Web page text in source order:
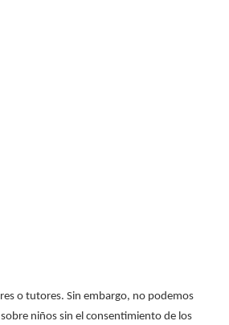
o tutores. Sin embargo, no podemos
niños sin el consentimiento de los